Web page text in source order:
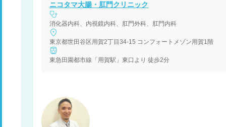
ニコタマ大腸・肛門クリニック
消化器内科、内視鏡内科、肛門外科、肛門内科
東京都世田谷区用賀2丁目34-15 コンフォートメゾン用賀1階
東急田園都市線「用賀駅」東口より 徒歩2分